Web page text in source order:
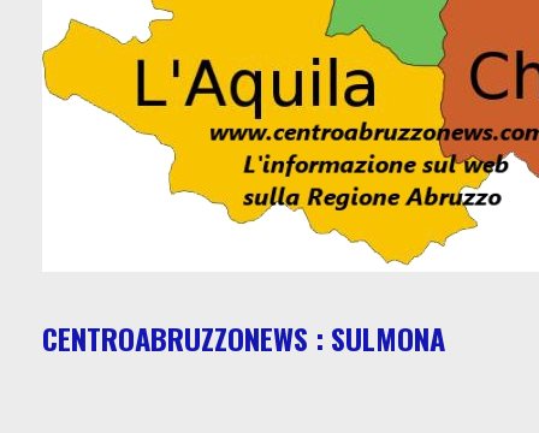
CENTROABRUZZONEWS : SULMONA